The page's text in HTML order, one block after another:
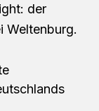
der
Weltenburg.